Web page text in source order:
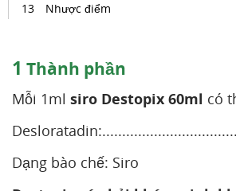
Nhược điểm
1 Thành phần
Mỗi 1ml siro Destopix 60ml có
Dạng bào chế: Siro